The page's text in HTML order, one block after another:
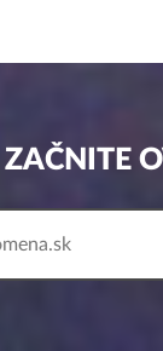
ZAČNITE